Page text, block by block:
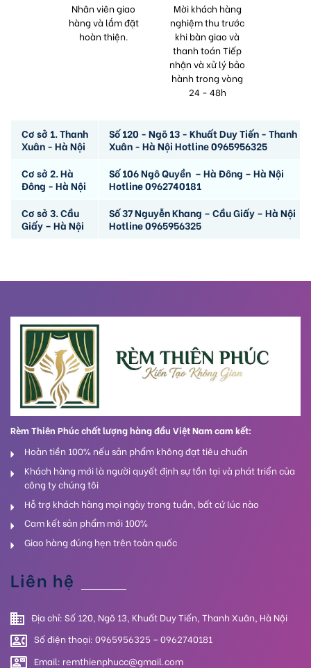
Nhân viên giao
hàng và lắm đặt
hoàn thiện.
Mời khách hàng
nghiệm thu trước
khi bàn giao và
thanh toán Tiếp
nhận và xử lý bảo
hành trong vòng
24 - 48h
Cơ sở 1. Thanh
Xuân - Hà Nội
Số 120 - Ngõ 13 - Khuất Duy Tiến - Thanh
Xuân - Hà Nội Hotline 0965956325
Cơ sở 2. Hà
Đông - Hà Nội
Số 106 Ngô Quyền – Hà Đông – Hà Nội
Hotline 0962740181
Cơ sở 3. Cầu
Giấy – Hà Nội
Số 37 Nguyễn Khang – Cầu Giấy – Hà Nội
Hotline 0965956325
Rèm Thiên Phúc chất lượng hàng đầu Việt Nam cam kết:
Hoàn tiền 100% nếu sản phẩm không đạt tiêu chuẩn
Khách hàng mới là người quyết định sự tồn tại và phát triển của
công ty chúng tôi
Hỗ trợ khách hàng mọi ngày trong tuần, bất cứ lúc nào
Cam kết sản phẩm mới 100%
Giao hàng đúng hẹn trên toàn quốc
Liên hệ
Địa chỉ: Số 120, Ngõ 13, Khuất Duy Tiến, Thanh Xuân, Hà Nội
Số điện thoại: 0965956325 – 0962740181
Email: remthienphucc@gmail.com